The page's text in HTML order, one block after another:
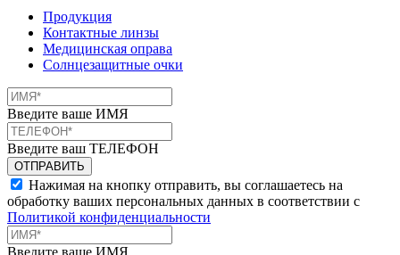
Продукция
Контактные линзы
Медицинская оправа
Солнцезащитные очки
Введите ваше ИМЯ
Введите ваш ТЕЛЕФОН
Нажимая на кнопку отправить, вы соглашаетесь на
обработку ваших персональных данных в соответствии с
Политикой конфиденциальности
Введите ваше ИМЯ